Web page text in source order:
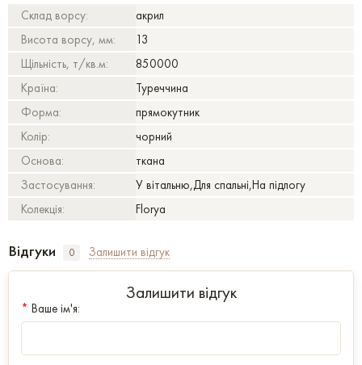
Склад ворсу:
акрил
Висота ворсу, мм:
13
Щільність, т/кв.м:
850000
Країна:
Туреччина
Форма:
прямокутник
Колір:
чорний
Основа:
ткана
Застосування:
У вітальню,Для спальні,На підлогу
Колекція:
Florya
Відгуки 0 Залишити відгук
Залишити відгук
* Ваше ім'я: